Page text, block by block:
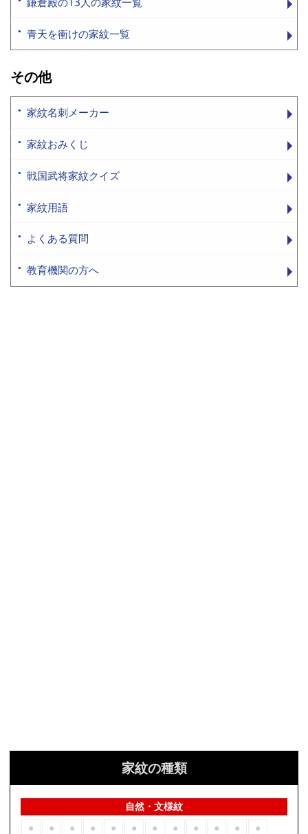
青天を衝けの家紋一覧
その他
家紋名刺メーカー
家紋おみくじ
戦国武将家紋クイズ
家紋用語
よくある質問
教育機関の方へ
家紋の種類
自然・文様紋